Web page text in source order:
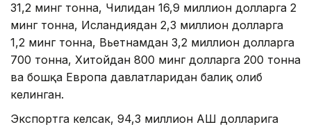
31,2 минг тонна, Чилидан 16,9 миллион долларга 2
минг тонна, Исландиядан 2,3 миллион долларга
1,2 минг тонна, Вьетнамдан 3,2 миллион долларга
700 тонна, Хитойдан 800 минг долларга 200 тонна
ва бошқа Европа давлатларидан балиқ олиб
келинган.
Экспортга келсак, 94,3 миллион АҚШ долларига